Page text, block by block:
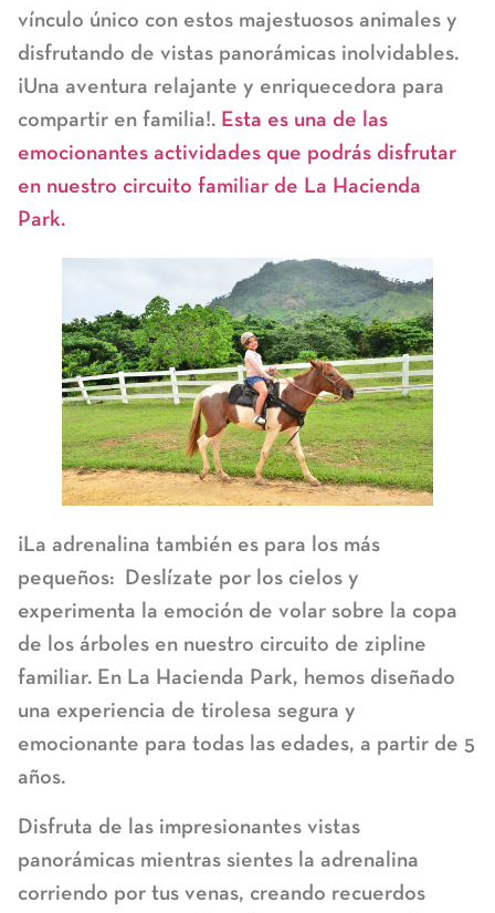
vínculo único con estos majestuosos animales y
disfrutando de vistas panorámicas inolvidables.
¡Una aventura relajante y enriquecedora para
compartir en familia!. Esta es una de las
emocionantes actividades que podrás disfrutar
en nuestro circuito familiar de La Hacienda
Park.
¡La adrenalina también es para los más
pequeños:
Deslízate por los cielos y
experimenta la emoción de volar sobre la copa
de los árboles en nuestro circuito de zipline
familiar. En La Hacienda Park, hemos diseñado
una experiencia de tirolesa segura y
emocionante para todas las edades, a partir de 5
años.
Disfruta de las impresionantes vistas
panorámicas mientras sientes la adrenalina
corriendo por tus venas, creando recuerdos